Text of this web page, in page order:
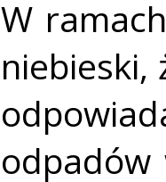
W
niebieski,